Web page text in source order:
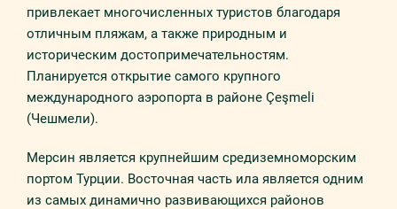
привлекает многочисленных туристов благодаря
отличным пляжам, а также природным и
историческим достопримечательностям.
Планируется открытие самого крупного
международного аэропорта в районе Çeşmeli
(Чешмели).
Мерсин является крупнейшим средиземноморским
портом Турции. Восточная часть ила является одним
из самых динамично развивающихся районов